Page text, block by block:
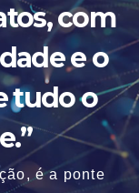
com
e o
tudo o
é a ponte